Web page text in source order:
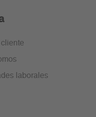
laborales